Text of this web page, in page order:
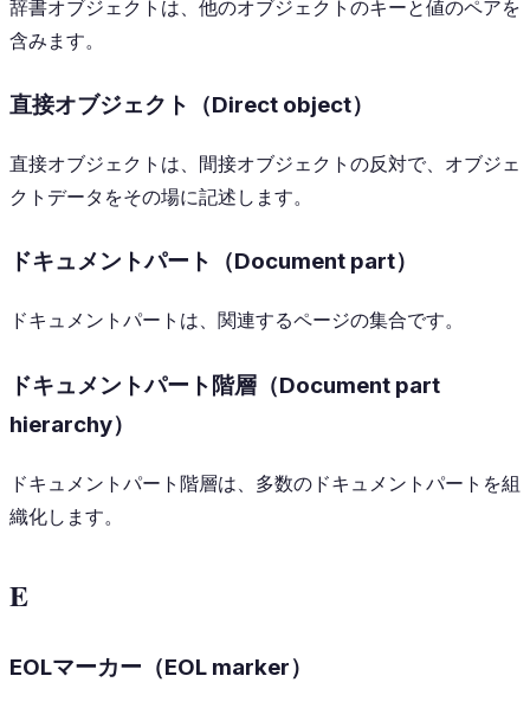
辞書オブジェクトは、他のオブジェクトのキーと値のペアを
含みます。
直接オブジェクト（Direct object）
直接オブジェクトは、間接オブジェクトの反対で、オブジェ
クトデータをその場に記述します。
ドキュメントパート（Document part）
ドキュメントパートは、関連するページの集合です。
ドキュメントパート階層（Document part
hierarchy）
ドキュメントパート階層は、多数のドキュメントパートを組
織化します。
E
EOLマーカー（EOL marker）